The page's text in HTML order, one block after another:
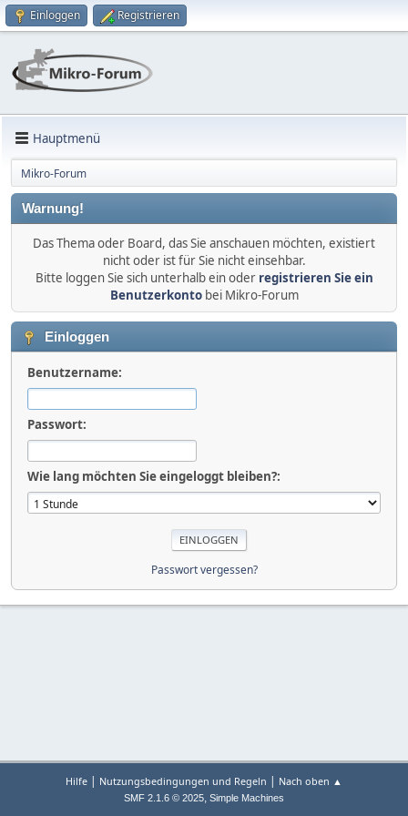
Einloggen Registrieren
Hauptmenü
Mikro-Forum
Warnung!
Das Thema oder Board, das Sie anschauen möchten, existiert
nicht oder ist für Sie nicht einsehbar.
Bitte loggen Sie sich unterhalb ein oder registrieren Sie ein
Benutzerkontobei Mikro-Forum
Einloggen
Benutzername:
Passwort:
Wie lang möchten Sie eingeloggt bleiben?:
Passwort vergessen?
Hilfe | Nutzungsbedingungen und Regeln | Nach oben ▲
SMF 2.1.6 © 2025, Simple Machines